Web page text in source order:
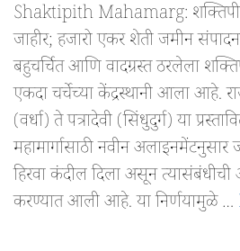
Shaktipith Mahamarg: शक्तिपीठ
जाहीर; हजारो एकर शेती जमीन
बहुचर्चित आणि वादग्रस्त ठरलेला
एकदा चर्चेच्या केंद्रस्थानी आला आहे.
(वर्धा) ते पत्रादेवी (सिंधुदुर्ग) या
महामार्गासाठी नवीन अलाइनमेंटनुसार
हिरवा कंदील दिला असून त्यासंबंधीची
करण्यात आली आहे. या निर्णयामुळे …